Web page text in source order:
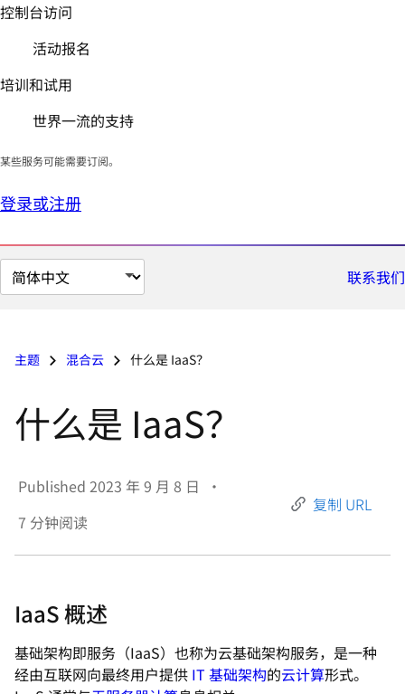
控制台访问
活动报名
培训和试用
世界一流的支持
某些服务可能需要订阅。
登录或注册
切
换
语
联系我们
主题 混合云 什么是 IaaS？
什么是 IaaS？
Published 2023 年 9 月 8 日
•
7 分钟阅读
复制 URL
IaaS 概述
基础架构即服务（IaaS）也称为云基础架构服务，是一种
经由互联网向最终用户提供 IT 基础架构的云计算形式。